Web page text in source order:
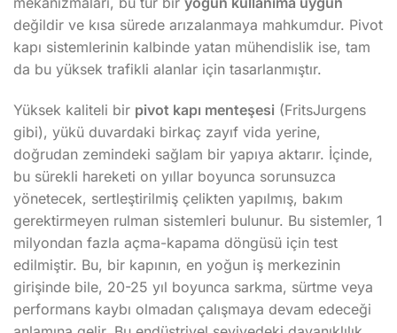
değildir ve kısa sürede arızalanmaya mahkumdur. Pivot
kapı sistemlerinin kalbinde yatan mühendislik ise, tam
da bu yüksek trafikli alanlar için tasarlanmıştır.
Yüksek kaliteli bir pivot kapı menteşesi (FritsJurgens
gibi), yükü duvardaki birkaç zayıf vida yerine,
doğrudan zemindeki sağlam bir yapıya aktarır. İçinde,
bu sürekli hareketi on yıllar boyunca sorunsuzca
yönetecek, sertleştirilmiş çelikten yapılmış, bakım
gerektirmeyen rulman sistemleri bulunur. Bu sistemler, 1
milyondan fazla açma-kapama döngüsü için test
edilmiştir. Bu, bir kapının, en yoğun iş merkezinin
girişinde bile, 20-25 yıl boyunca sarkma, sürtme veya
performans kaybı olmadan çalışmaya devam edeceği